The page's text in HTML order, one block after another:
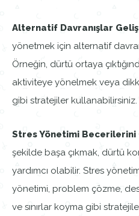
Alternatif Davranışlar
yönetmek için alternatif
Örneğin, dürtü ortaya
aktiviteye yönelmek veya
gibi stratejiler kullanabilirsiniz.
Stres Yönetimi Becerilerini
şekilde başa çıkmak, dürtü
yardımcı olabilir. Stres
yönetimi, problem çözme,
ve sınırlar koyma gibi